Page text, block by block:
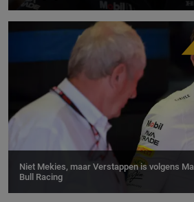
Niet Mekies, maar Verstappen is volgens
Bull Racing